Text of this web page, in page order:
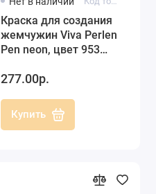
Краска для создания
жемчужин Viva Perlen
Pen neon, цвет 953
277.00р.
Купить